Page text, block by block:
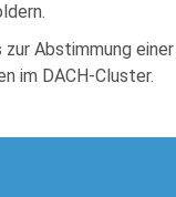
Abstimmung
im DACH-Cluster.